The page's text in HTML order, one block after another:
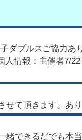
ダブルスご協力
情報：主催者7/
せて頂きます。あ
できるだでも本